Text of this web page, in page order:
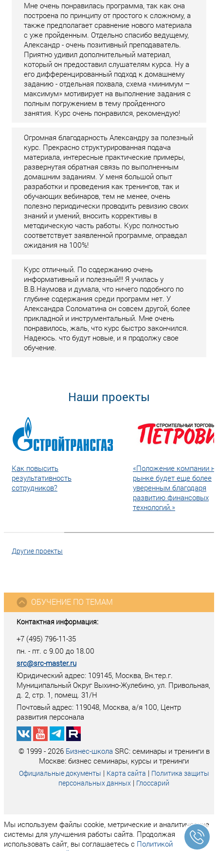
Мне очень понравилась программа, так как она
построена по принципу от простого к сложному, а
также предполагает сравнение нового материала
с уже пройденным. Отдельно спасибо ведущему,
Александр - очень позитивный преподаватель.
Приятно удивил дополнительный материал,
который он предоставил слушателям курса. Ну а
его дифференцированный подход к домашнему
заданию - отдельная похвала, схема «минимум –
максимум» мотивирует на выполнение задания с
полным погружением в тему пройденного
занятия. Курс очень понравился, рекомендую!
Огромная благодарность Александру за полезный
курс. Прекрасно структурированная подача
материала, интересные практические примеры,
развернутая обратная связь по выполненным
домашним заданиям. У меня большой опыт
разработки и проведения как тренингов, так и
обучающих вебинаров, тем не менее, очень
полезно периодически проводить ревизию своих
знаний и умений, вносить коррективы в
методическую часть работы. Курс полностью
соответствует заявленной программе, оправдал
ожидания на 100%!
Курс отличный. По содержанию очень
информативный и полезный!!! Я училась у
В.В.Наумова и думала, что ничего подобного по
глубине содержания среди программ нет. У
Александра Соломатина он совсем другой, более
прикладной и инструментальный. Мне очень
понравилось, жаль, что курс быстро закончился.
Надеюсь. что будут новые, и я продолжу свое
обучение.
Наши проекты
Как повысить
результативность
сотрудников?
«Положение компании
рынке будет еще более
уверенным благодаря
развитию финансовых
технологий.»
Другие проекты
Контактная информация:
+7 (495) 796-11-35
пн. - пт. с 9.00 до 18.00
src@src-master.ru
Юридический адрес: 109145, Москва, Вн.тер.г.
Муниципальный Округ Выхино-Жулебино, ул. Привольная,
д. 2, стр. 1, помещ. 31/Н
Почтовый адрес: 119048, Москва, а/я 100, Центр
развития персонала
ОБУЧЕНИЕ ПО ТЕМАМ
© 1999 - 2026 Бизнес-школа SRC: семинары и тренинги в
Москве: бизнес семинары, курсы и тренинги
Официальные документы | Карта сайта | Политика защиты
персональных данных | Глоссарий
Мы используем файлы cookie, метрические и аналитические
системы для улучшения работы сайта. Продолжая
использовать сайт, вы соглашаетесь с Политикой